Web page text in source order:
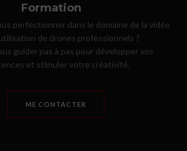
Formation
perfectionner dans le domaine de la vidéo
de drones professionnels ?
guider pas à pas pour développer vos
et stimuler votre créativité.
ME CONTACTER